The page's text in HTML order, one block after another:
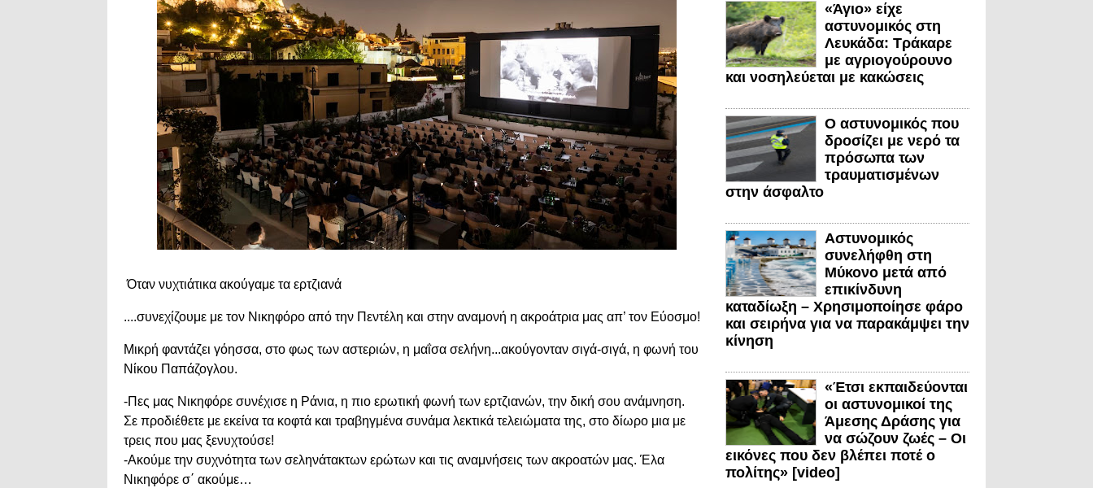
Όταν νυχτιάτικα ακούγαμε τα ερτζιανά
....συνεχίζουμε με τον Νικηφόρο από την Πεντέλη και στην αναμονή η ακροάτρια μας απ’ τον Εύοσμο!
Μικρή φαντάζει γόησσα, στο φως των αστεριών, η μαΐσα σελήνη...ακούγονταν σιγά-σιγά, η φωνή του
Νίκου Παπάζογλου.
-Πες μας Νικηφόρε συνέχισε η Ράνια, η πιο ερωτική φωνή των ερτζιανών, την δική σου ανάμνηση.
Σε προδιέθετε με εκείνα τα κοφτά και τραβηγμένα συνάμα λεκτικά τελειώματα της, στο δίωρο μια με
τρεις που μας ξενυχτούσε!
-Ακούμε την συχνότητα των σεληνάτακτων ερώτων και τις αναμνήσεις των ακροατών μας. Έλα
Νικηφόρε σ΄ ακούμε…
«Άγιο» είχε
αστυνομικός στη
Λευκάδα: Τράκαρε
με αγριογούρουνο
και νοσηλεύεται με κακώσεις
Ο αστυνομικός που
δροσίζει με νερό τα
πρόσωπα των
τραυματισμένων
στην άσφαλτο
Αστυνομικός
συνελήφθη στη
Μύκονο μετά από
επικίνδυνη
καταδίωξη – Χρησιμοποίησε φάρο
και σειρήνα για να παρακάμψει την
κίνηση
«Έτσι εκπαιδεύονται
οι αστυνομικοί της
Άμεσης Δράσης για
να σώζουν ζωές – Οι
εικόνες που δεν βλέπει ποτέ ο
πολίτης» [video]